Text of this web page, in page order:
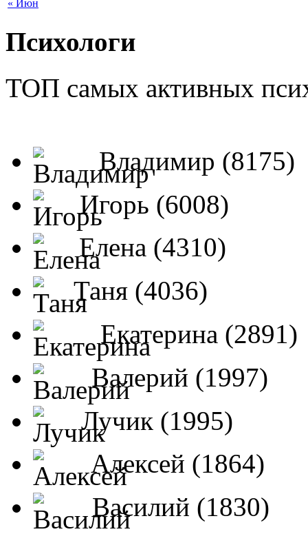
« Июн
Психологи
ТОП самых активных
Владимир (8175)
Игорь (6008)
Елена (4310)
Таня (4036)
Екатерина (2891)
Валерий (1997)
Лучик (1995)
Алексей (1864)
Василий (1830)